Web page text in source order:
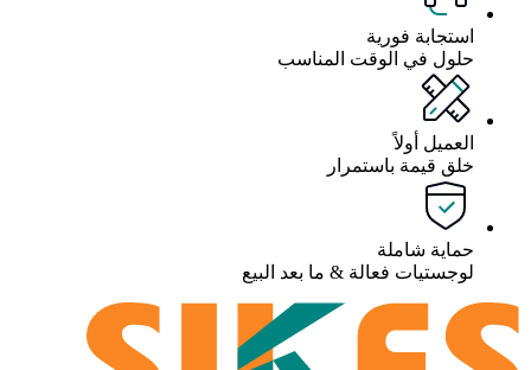
استجابة فورية
حلول في الوقت المناسب
العميل أولاً
خلق قيمة باستمرار
حماية شاملة
لوجستيات فعالة & ما بعد البيع